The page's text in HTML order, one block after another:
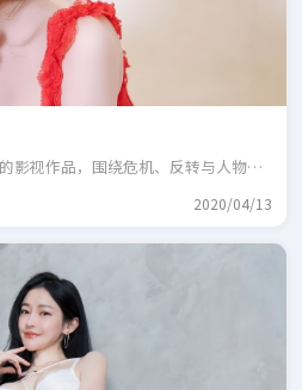
影视作品，围绕危机、反转与人物成
2020/04/13